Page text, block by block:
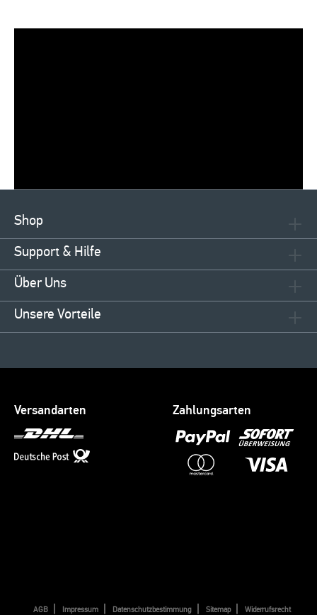
Shop
Support & Hilfe
Über Uns
Unsere Vorteile
Versandarten Zahlungsarten
AGB Impressum Datenschutzbestimmung Sitemap Widerrufsrecht